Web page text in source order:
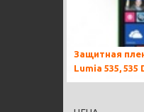
Защитная
Lumia 535, 535